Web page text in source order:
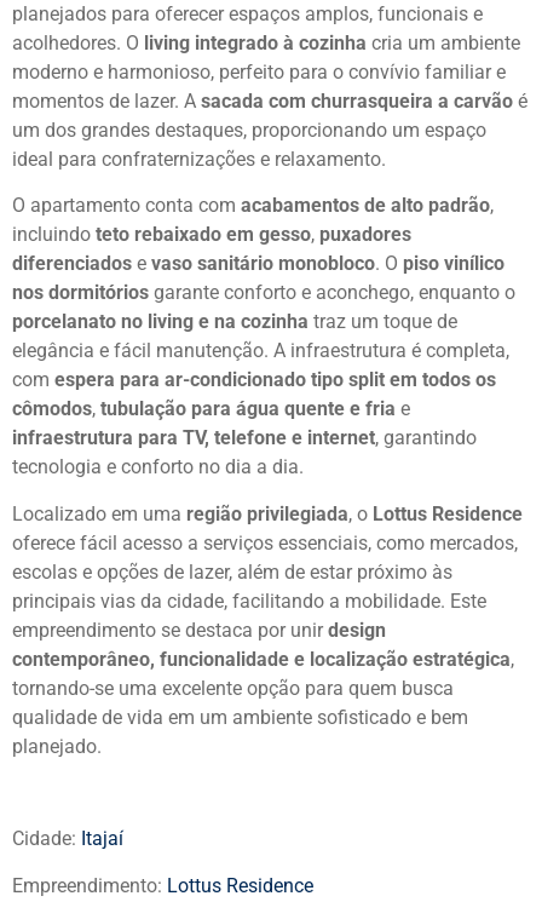
planejados para oferecer espaços amplos, funcionais e
acolhedores. O living integrado à cozinha cria um ambiente
moderno e harmonioso, perfeito para o convívio familiar e
momentos de lazer. A sacada com churrasqueira a carvão é
um dos grandes destaques, proporcionando um espaço
ideal para confraternizações e relaxamento.
O apartamento conta com acabamentos de alto padrão,
incluindo teto rebaixado em gesso, puxadores
diferenciados e vaso sanitário monobloco. O piso vinílico
nos dormitórios garante conforto e aconchego, enquanto o
porcelanato no living e na cozinha traz um toque de
elegância e fácil manutenção. A infraestrutura é completa,
com espera para ar-condicionado tipo split em todos os
cômodos, tubulação para água quente e fria e
infraestrutura para TV, telefone e internet, garantindo
tecnologia e conforto no dia a dia.
Localizado em uma região privilegiada, o Lottus Residence
oferece fácil acesso a serviços essenciais, como mercados,
escolas e opções de lazer, além de estar próximo às
principais vias da cidade, facilitando a mobilidade. Este
empreendimento se destaca por unirdesign
contemporâneo, funcionalidade e localização estratégica,
tornando-se uma excelente opção para quem busca
qualidade de vida em um ambiente sofisticado e bem
planejado.
Cidade: Itajaí
Empreendimento: Lottus Residence